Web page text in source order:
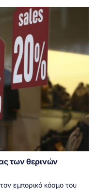
των θερινών
εμπορικό κόσμο του